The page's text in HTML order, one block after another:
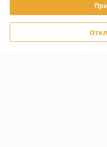
График работы
Полная версия сайта